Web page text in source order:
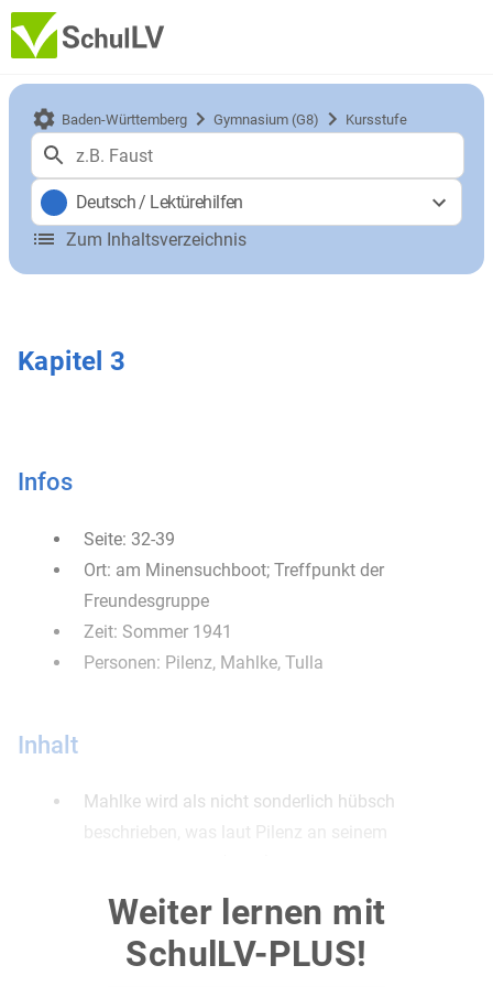
Baden-Württemberg Gymnasium (G8) Kursstufe
Deutsch/ Lektürehilfen
Zum Inhaltsverzeichnis
Kapitel 3
Infos
Seite: 32-39
Ort: am Minensuchboot; Treffpunkt der
Freundesgruppe
Zeit: Sommer 1941
Personen: Pilenz, Mahlke, Tulla
Inhalt
Mahlke wird als nicht sonderlich hübsch
beschrieben, was laut Pilenz an seinem
Ein Mädchen namens Tulla Pokriefke hat die
Jungsgruppe häufig zu ihrem Treffpunkt, dem
Mienenboot begleitet (S. 32 f.).
Weiter lernen mit
SchulLV-PLUS!